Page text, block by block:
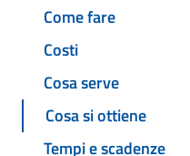
Come fare
Costi
Cosa serve
Cosa si ottiene
Tempi e scadenze